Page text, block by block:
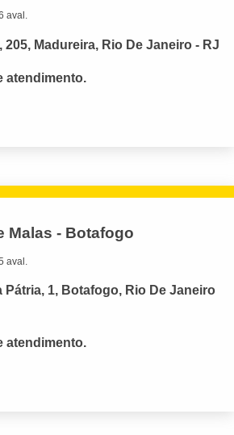
aval.
205, Madureira, Rio De Janeiro - RJ
atendimento.
Malas - Botafogo
aval.
Pátria, 1, Botafogo, Rio De Janeiro
atendimento.